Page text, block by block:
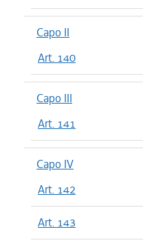
Capo II
Art. 140
Capo III
Art. 141
Capo IV
Art. 142
Art. 143